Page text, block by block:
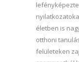
életben is
otthoni
felületeken